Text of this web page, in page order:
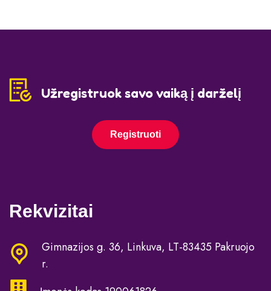
Užregistruok savo vaiką į darželį
Registruoti
Rekvizitai
Gimnazijos g. 36, Linkuva, LT-83435 Pakruojo
r.